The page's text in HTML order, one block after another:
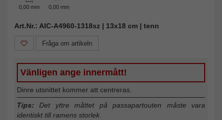
0,00 mm 0,00 mm
Art.Nr.: AIC-A4960-1318sz | 13x18 cm | tenn
Fråga om artikeln
Vänligen ange innermått!
Dinre utsnittet kommer att centreras.
Tips: Det yttre måttet på passapartouten måste vara
identiskt till ramens storlek.